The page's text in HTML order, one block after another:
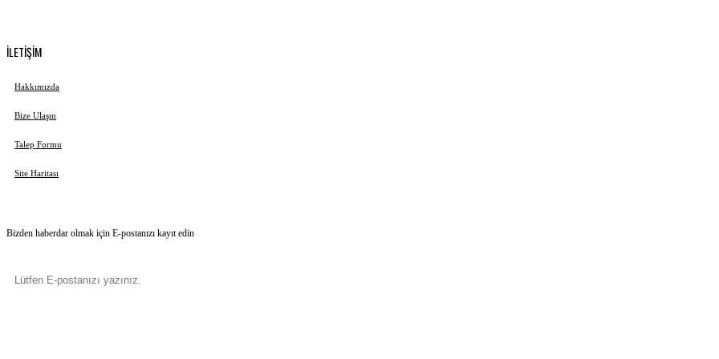
İLETİŞİM
Hakkımızda
Bize Ulaşın
Talep Formu
Site Haritası
Bizden haberdar olmak için E-postanızı kayıt edin